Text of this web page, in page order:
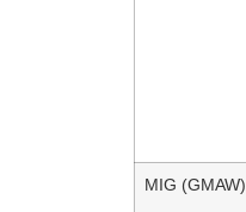
MIG (GMAW)